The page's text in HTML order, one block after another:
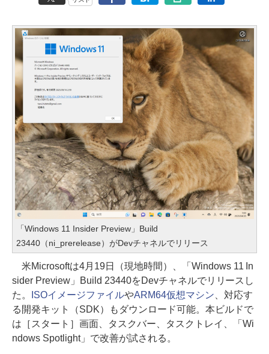
「Windows 11 Insider Preview」Build
23440（ni_prerelease）がDevチャネルでリリース
米Microsoftは4月19日（現地時間）、「Windows 11 In
sider Preview」Build 23440をDevチャネルでリリースし
た。
ISOイメージファイルやARM64仮想マシン 、対応す
る開発キット（SDK）もダウンロード可能。本ビルドで
は［スタート］画面、タスクバー、タスクトレイ、「Wi
ndows Spotlight」で改善が試される。